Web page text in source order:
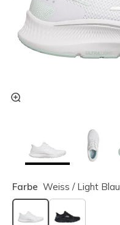
Farbe Weiss / Light Blau